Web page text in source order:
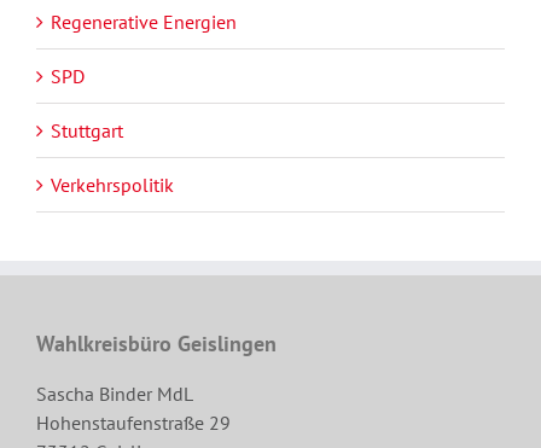
Regenerative Energien
SPD
Stuttgart
Verkehrspolitik
Wahlkreisbüro Geislingen
Sascha Binder MdL
Hohenstaufenstraße 29